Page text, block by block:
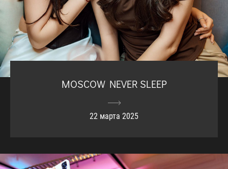
MOSCOW NEVER SLEEP
22 марта 2025